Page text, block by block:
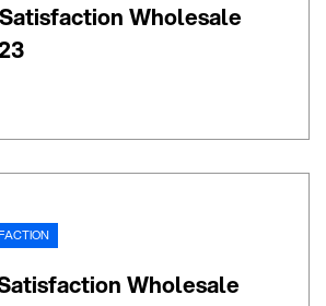
Wholesale
Wholesale